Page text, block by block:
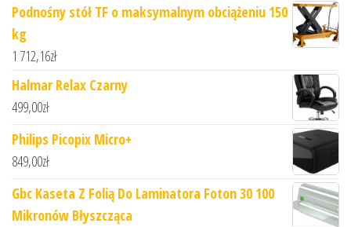
Podnośny stół TF o maksymalnym obciążeniu 150
kg
1 712,16zł
Halmar Relax Czarny
499,00zł
Philips Picopix Micro+
849,00zł
Gbc Kaseta Z Folią Do Laminatora Foton 30 100
Mikronów Błyszcząca